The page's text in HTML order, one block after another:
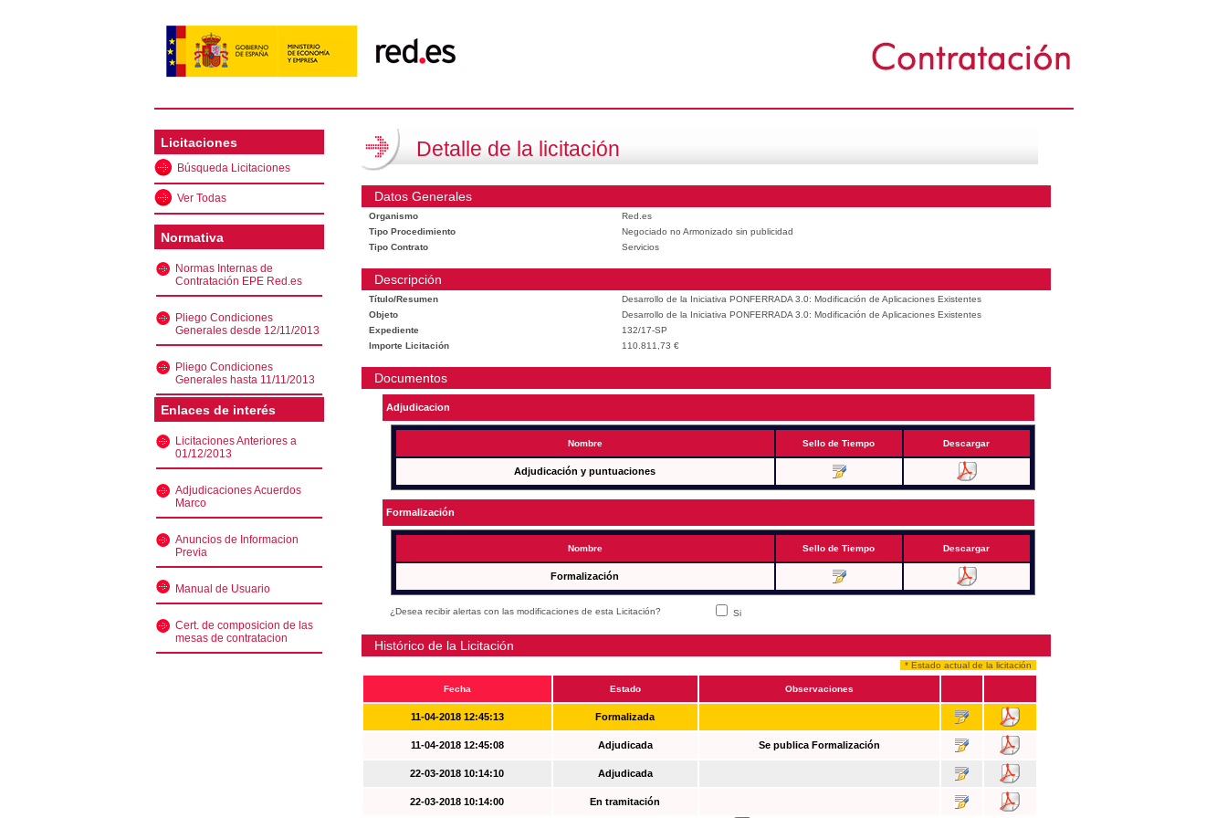
Licitaciones
Búsqueda Licitaciones
Ver Todas
Normativa
Normas Internas de
Contratación EPE Red.es
Pliego Condiciones
Generales desde 12/11/2013
Pliego Condiciones
Generales hasta 11/11/2013
Enlaces de interés
Licitaciones Anteriores a
01/12/2013
Adjudicaciones Acuerdos
Marco
Anuncios de Informacion
Previa
Manual de Usuario
Cert. de composicion de las
mesas de contratacion
Detalle de la licitación
Datos Generales
Organismo
Red.es
Tipo Procedimiento
Negociado no Armonizado sin publicidad
Tipo Contrato
Servicios
Descripción
Título/Resumen
Desarrollo de la Iniciativa PONFERRADA 3.0: Modificación de Aplicaciones Existentes
Objeto
Desarrollo de la Iniciativa PONFERRADA 3.0: Modificación de Aplicaciones Existentes
Expediente
132/17-SP
Importe Licitación
110.811,73 €
Documentos
Adjudicacion
Nombre Sello de Tiempo Descargar
Adjudicación y puntuaciones
Formalización
Nombre Sello de Tiempo Descargar
Formalización
¿Desea recibir alertas con las modificaciones de esta Licitación? Si
Histórico de la Licitación
* Estado actual de la licitación
Fecha Estado Observaciones
11-04-2018 12:45:13 Formalizada
11-04-2018 12:45:08 Adjudicada Se publica Formalización
22-03-2018 10:14:10 Adjudicada
22-03-2018 10:14:00 En tramitación